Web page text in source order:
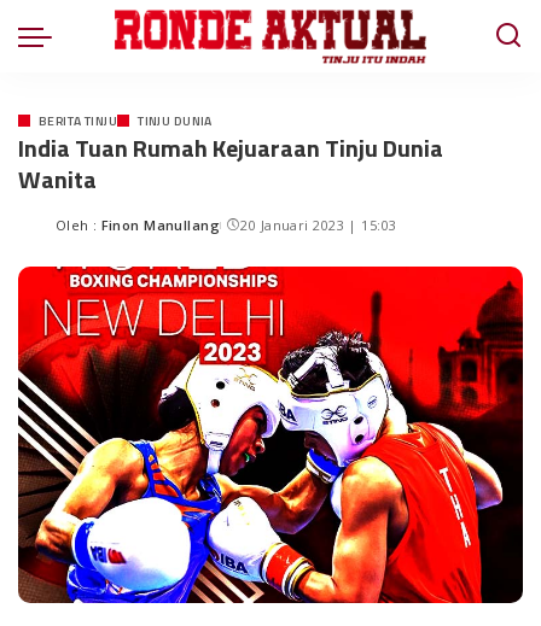
BERITA TINJU TINJU DUNIA
India Tuan Rumah Kejuaraan Tinju Dunia
Wanita
Oleh : Finon Manullang 20 Januari 2023 | 15:03